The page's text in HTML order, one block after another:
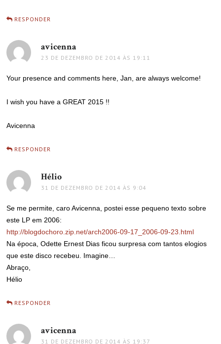
RESPONDER
avicenna
23 DE DEZEMBRO DE 2014 ÀS 19:11
Your presence and comments here, Jan, are always welcome!
I wish you have a GREAT 2015 !!
Avicenna
RESPONDER
Hélio
31 DE DEZEMBRO DE 2014 ÀS 9:04
Se me permite, caro Avicenna, postei esse pequeno texto sobre
este LP em 2006:
http://blogdochoro.zip.net/arch2006-09-17_2006-09-23.html
Na época, Odette Ernest Dias ficou surpresa com tantos elogios
que este disco recebeu. Imagine…
Abraço,
Hélio
RESPONDER
avicenna
31 DE DEZEMBRO DE 2014 ÀS 19:37